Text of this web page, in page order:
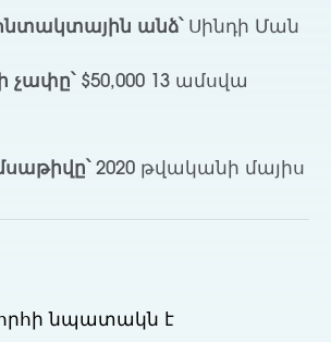
անձ՝ Սինդի Ման
չափը՝
$50,000 13 ամսվա
2020 թվականի մայիս
նպատակն է